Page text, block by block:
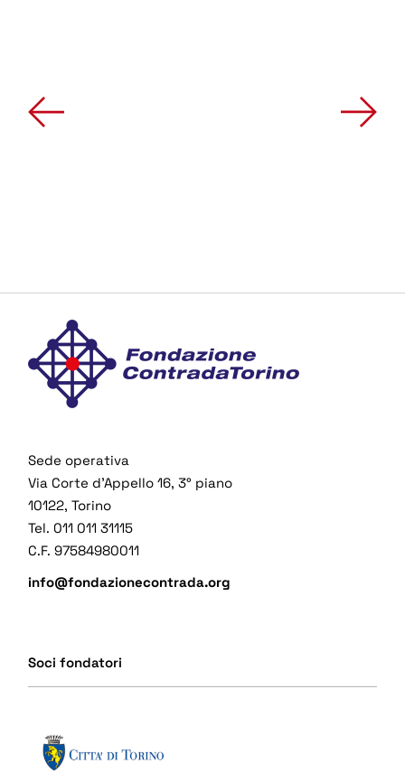
Sede operativa
Via Corte d’Appello 16, 3° piano
10122, Torino
Tel. 011 011 31115
C.F. 97584980011
info@fondazionecontrada.org
Soci fondatori